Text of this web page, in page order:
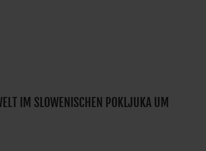
IM SLOWENISCHEN POKLJUKA UM